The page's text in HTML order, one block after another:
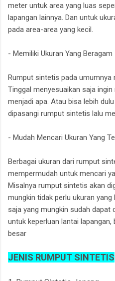
meter untuk area yang luas
lapangan lainnya. Dan untuk
pada area-area yang kecil.
- Memiliki Ukuran Yang Beragam
Rumput sintetis pada umumnya
Tinggal menyesuaikan saja
menjadi apa. Atau bisa lebih
dipasangi rumput sintetis lalu
- Mudah Mencari Ukuran Yang
Berbagai ukuran dari rumput
mempermudah untuk mencari
Misalnya rumput sintetis akan
mungkin tidak perlu ukuran yang
saja yang mungkin sudah dapat
untuk keperluan lantai lapangan,
besar
JENIS RUMPUT SINTETIS